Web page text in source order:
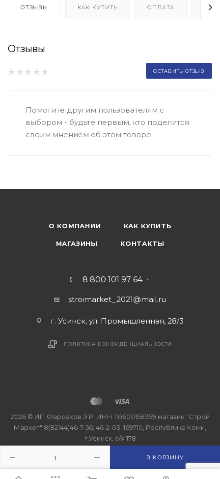
В КОРЗИНУ
ОТЗЫВЫ КАК КУПИТЬ ОПЛАТА
Отзывы
ОСТАВИТЬ ОТЗЫВ
Помогите другим пользователям с
выбором - будьте первым, кто поделится
своим мнением об этом товаре
О КОМПАНИИ КАК КУПИТЬ
МАГАЗИНЫ КОНТАКТЫ
8 800 101 97 64
stroimarket_2021@mail.ru
г. Усинск, ул. Промышленная, 28/3
ПОЛИТИКА КОНФИДЕНЦИАЛЬНОСТИ
2026 © ИП Фаррахов Э.Р. ИНН 110600158359 магазин "Строй
Маркет" 8(82144)46-7-56; 46-2-03. 169710, Республика Коми,
г.Усинск, а/я 178